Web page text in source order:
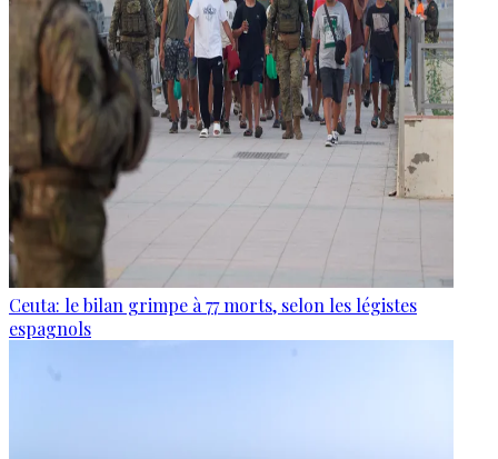
Ceuta: le bilan grimpe à 77 morts, selon les légistes
espagnols